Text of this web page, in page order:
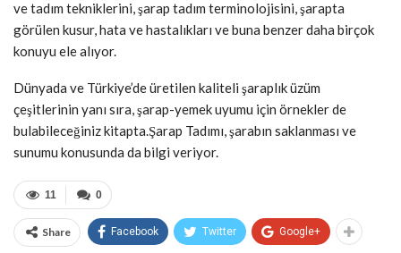
ve tadım tekniklerini, şarap tadım terminolojisini, şarapta
görülen kusur, hata ve hastalıkları ve buna benzer daha birçok
konuyu ele alıyor.
Dünyada ve Türkiye’de üretilen kaliteli şaraplık üzüm
çeşitlerinin yanı sıra, şarap-yemek uyumu için örnekler de
bulabileceğiniz kitapta.Şarap Tadımı, şarabın saklanması ve
sunumu konusunda da bilgi veriyor.
0
11
Share Facebook Twitter Google+